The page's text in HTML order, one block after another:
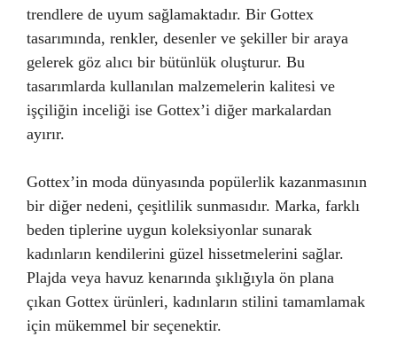
trendlere de uyum sağlamaktadır. Bir Gottex
tasarımında, renkler, desenler ve şekiller bir araya
gelerek göz alıcı bir bütünlük oluşturur. Bu
tasarımlarda kullanılan malzemelerin kalitesi ve
işçiliğin inceliği ise Gottex’i diğer markalardan
ayırır.
Gottex’in moda dünyasında popülerlik kazanmasının
bir diğer nedeni, çeşitlilik sunmasıdır. Marka, farklı
beden tiplerine uygun koleksiyonlar sunarak
kadınların kendilerini güzel hissetmelerini sağlar.
Plajda veya havuz kenarında şıklığıyla ön plana
çıkan Gottex ürünleri, kadınların stilini tamamlamak
için mükemmel bir seçenektir.